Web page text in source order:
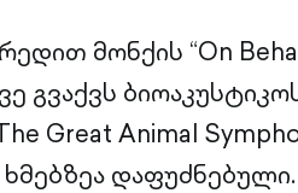
მონქის “On
გვაქვს
Great Animal
დაფუძნებული.